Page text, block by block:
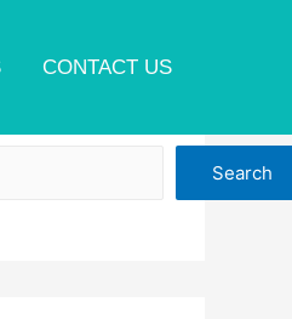
CONTACT US
Search